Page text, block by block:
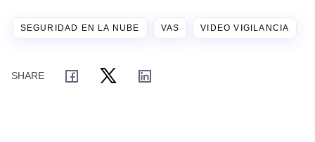
SEGURIDAD EN LA NUBE VAS VIDEO VIGILANCIA